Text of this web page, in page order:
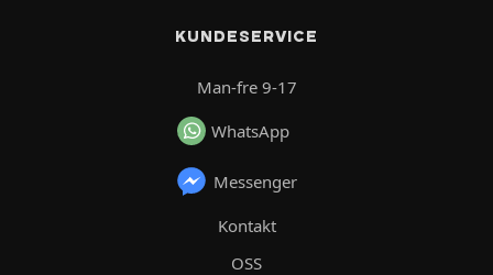
KUNDESERVICE
Man-fre 9-17
WhatsApp
Messenger
Kontakt
OSS